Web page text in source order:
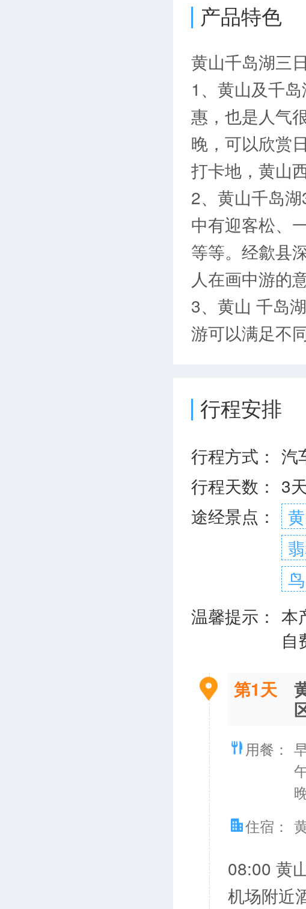
产品特色
黄山千岛湖三
1、黄山及千
惠，也是人气
晚，可以欣赏
打卡地，黄山
2、黄山千岛
中有迎客松、
等等。经歙县
人在画中游的意
3、黄山 千岛
游可以满足不
行程安排
行程方式： 汽
行程天数： 3天
途经景点：
温馨提示： 本
自
第1天
用餐：
住宿：
08:00 黄
机场附近